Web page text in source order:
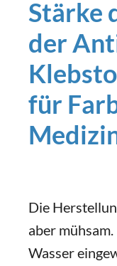
Stärke
der
für
Die
aber
Wasser